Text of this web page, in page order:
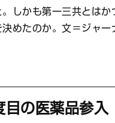
しかも第一三共とは
めたのか。文＝ジャー
目の医薬品参入